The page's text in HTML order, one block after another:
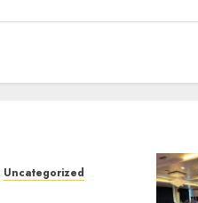
Uncategorized